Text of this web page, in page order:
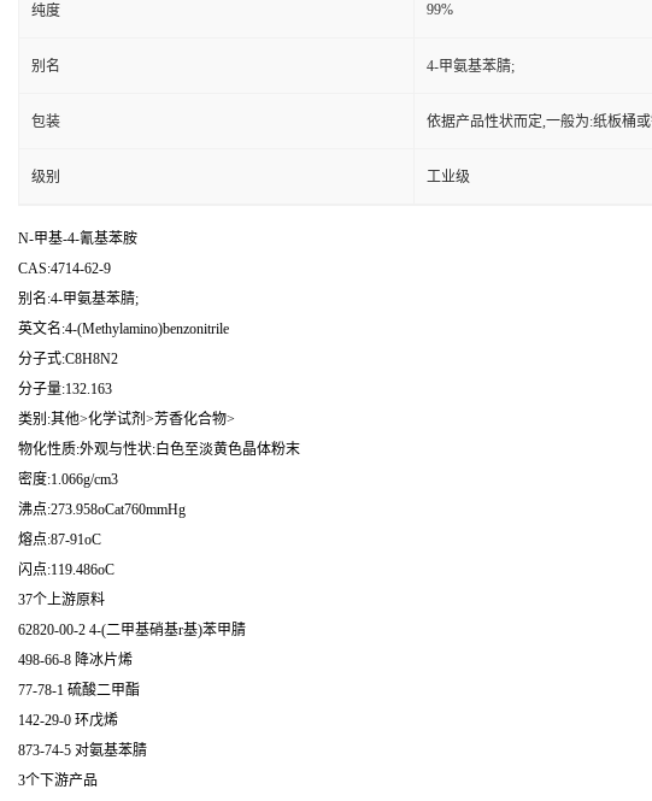
纯度 99%
别名 4-甲氨基苯腈;
包装 依据产品性状而定,一般为:纸板桶
级别 工业级
N-甲基-4-氰基苯胺
CAS:4714-62-9
别名:4-甲氨基苯腈;
英文名:4-(Methylamino)benzonitrile
分子式:C8H8N2
分子量:132.163
类别:其他>化学试剂>芳香化合物>
物化性质:外观与性状:白色至淡黄色晶体粉末
密度:1.066g/cm3
沸点:273.958oCat760mmHg
熔点:87-91oC
闪点:119.486oC
37个上游原料
62820-00-2 4-(二甲基硝基r基)苯甲腈
498-66-8 降冰片烯
77-78-1 硫酸二甲酯
142-29-0 环戊烯
873-74-5 对氨基苯腈
3个下游产品